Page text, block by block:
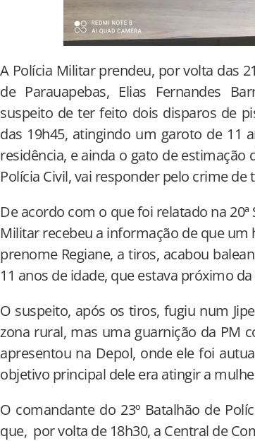
A Polícia Militar prendeu, por volta das
de Parauapebas, Elias Fernandes
suspeito de ter feito dois disparos de
das 19h45, atingindo um garoto de 11
residência, e ainda o gato de
Polícia Civil, vai responder pelo crime
De acordo com o que foi relatado na
Militar recebeu a informação de que
prenome Regiane, a tiros, acabou
11 anos de idade, que estava próximo
O suspeito, após os tiros, fugiu num
zona rural, mas uma guarnição da PM
apresentou na Depol, onde ele foi
objetivo principal dele era atingir a
O comandante do 23º Batalhão de
que, por volta de 18h30, a Central de